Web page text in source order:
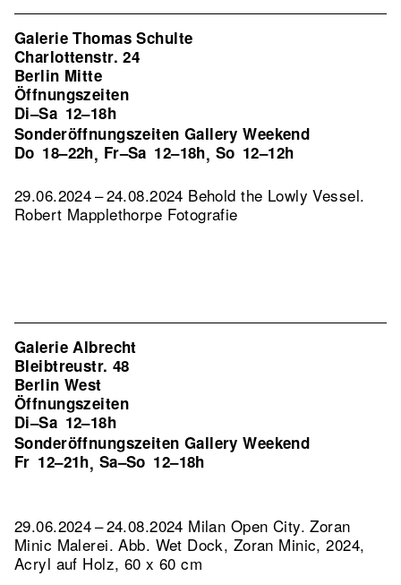
Galerie Thomas Schulte
Charlottenstr. 24
Berlin Mitte
Öffnungszeiten
Di–Sa 12–18h
Sonderöffnungszeiten Gallery Weekend
Do 18–22h, Fr–Sa 12–18h, So 12–12h
29.06.2024 – 24.08.2024 Behold the Lowly Vessel.
Robert Mapplethorpe Fotografie
Galerie Albrecht
Bleibtreustr. 48
Berlin West
Öffnungszeiten
Di–Sa 12–18h
Sonderöffnungszeiten Gallery Weekend
Fr 12–21h, Sa–So 12–18h
29.06.2024 – 24.08.2024 Milan Open City. Zoran
Minic Malerei.Abb. Wet Dock, Zoran Minic, 2024,
Acryl auf Holz, 60 x 60 cm